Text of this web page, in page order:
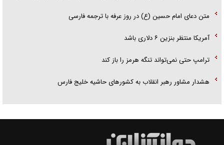
متن دعای امام حسین (ع) در روز عرفه با ترجمه فارسی
آمریکا منتظر بنزین ۶ دلاری باشد
ترامپ حتی نمی‌تواند تنگه هرمز را باز کند
هشدار مشاور رهبر انقلاب به کشور‌های حاشیه خلیج فارس